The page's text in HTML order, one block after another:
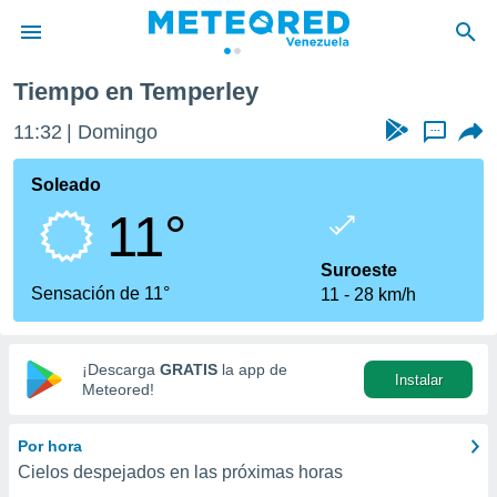
de
ha
calidad.
a este
las
y
digital
basada
Tiempo en Temperley
11:32 Domingo ...
Soleado
11°
Sensación de 11°
Suroeste
11
28 km/h
¡Descarga GRATIS la app de
Meteored!
Instalar
Por hora
Cielos despejados en las próximas horas